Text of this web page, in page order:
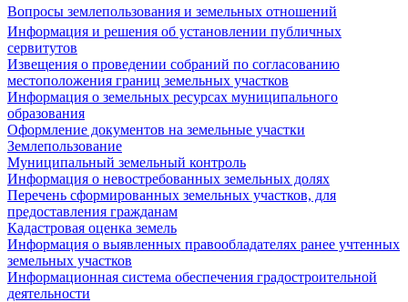
Вопросы землепользования и земельных отношений
Информация и решения об установлении публичных
сервитутов
Извещения о проведении собраний по согласованию
местоположения границ земельных участков
Информация о земельных ресурсах муниципального
образования
Оформление документов на земельные участки
Землепользование
Муниципальный земельный контроль
Информация о невостребованных земельных долях
Перечень сформированных земельных участков, для
предоставления гражданам
Кадастровая оценка земель
Информация о выявленных правообладателях ранее учтенных
земельных участков
Информационная система обеспечения градостроительной
деятельности